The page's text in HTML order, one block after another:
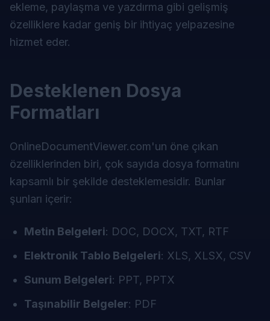
ekleme, paylaşma ve yazdırma gibi gelişmiş
özelliklere kadar geniş bir ihtiyaç yelpazesine
hizmet eder.
Desteklenen Dosya
Formatları
OnlineDocumentViewer.com'un öne çıkan
özelliklerinden biri, çok sayıda dosya formatını
kapsamlı bir şekilde desteklemesidir. Bunlar
şunları içerir:
Metin Belgeleri: DOC, DOCX, TXT, RTF
Elektronik Tablo Belgeleri: XLS, XLSX, CSV
Sunum Belgeleri: PPT, PPTX
Taşınabilir Belgeler: PDF